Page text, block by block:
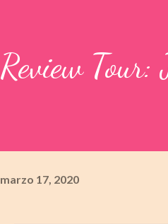
Review Tour:
marzo 17, 2020